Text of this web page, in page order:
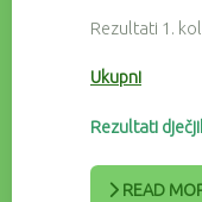
Rezultati 1.
Ukupni
Rezultati
READ